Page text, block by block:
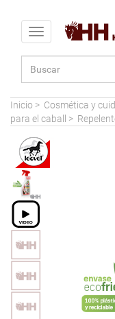
Toggle navigation
Inicio > Cosmética y
para el caball
>